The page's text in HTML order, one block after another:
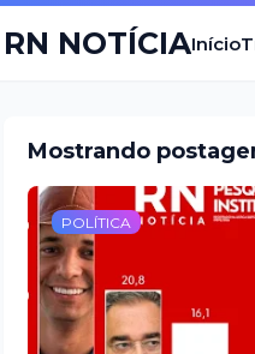
RN NOTÍCIAInício
Mostrando
POLÍTICA